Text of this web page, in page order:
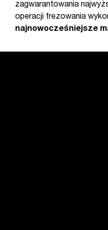
zagwarantowania
operacji frezowania
najnowocześniejsze